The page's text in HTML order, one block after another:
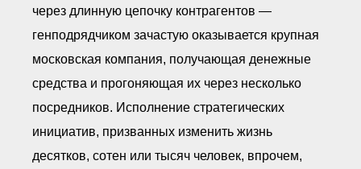
Застройщиков
● Реестр членов
заказчиков
Ассоциации с правом
имеющих строительные
Архив реестров
через длинную цепочку контрагентов —
генподрядчиком зачастую оказывается крупная
московская компания, получающая денежные
средства и прогоняющая их через несколько
посредников. Исполнение стратегических
инициатив, призванных изменить жизнь
десятков, сотен или тысяч человек, впрочем,